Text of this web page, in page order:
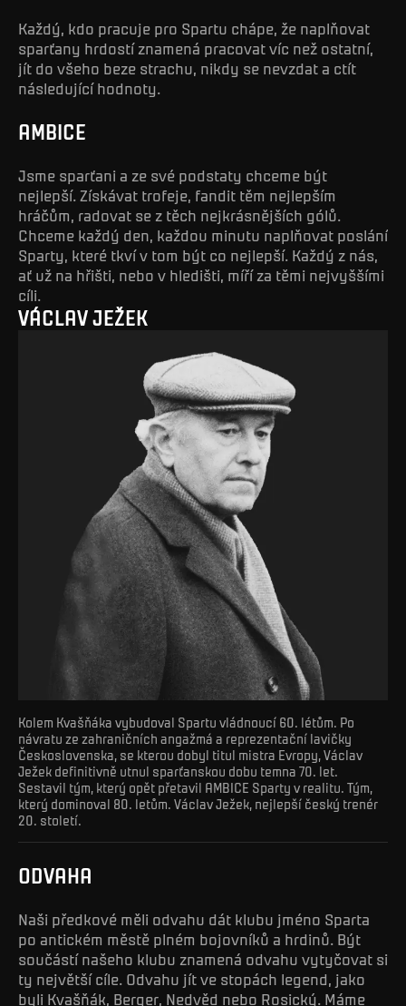
Každý, kdo pracuje pro Spartu chápe, že naplňovat
sparťany hrdostí znamená pracovat víc než ostatní,
jít do všeho beze strachu, nikdy se nevzdat a ctít
následující hodnoty.
AMBICE
Jsme sparťani a ze své podstaty chceme být
nejlepší. Získávat trofeje, fandit těm nejlepším
hráčům, radovat se z těch nejkrásnějších gólů.
Chceme každý den, každou minutu naplňovat poslání
Sparty, které tkví v tom být co nejlepší. Každý z nás,
ať už na hřišti, nebo v hledišti, míří za těmi nejvyššími
cíli.
VÁCLAV JEŽEK
Kolem Kvašňáka vybudoval Spartu vládnoucí 60. létům. Po
návratu ze zahraničních angažmá a reprezentační lavičky
Československa, se kterou dobyl titul mistra Evropy, Václav
Ježek definitivně utnul sparťanskou dobu temna 70. let.
Sestavil tým, který opět přetavil AMBICE Sparty v realitu. Tým,
který dominoval 80. letům. Václav Ježek, nejlepší český trenér
20. století.
ODVAHA
Naši předkové měli odvahu dát klubu jméno Sparta
po antickém městě plném bojovníků a hrdinů. Být
součástí našeho klubu znamená odvahu vytyčovat si
ty největší cíle. Odvahu jít ve stopách legend, jako
byli Kvašňák, Berger, Nedvěd nebo Rosický. Máme